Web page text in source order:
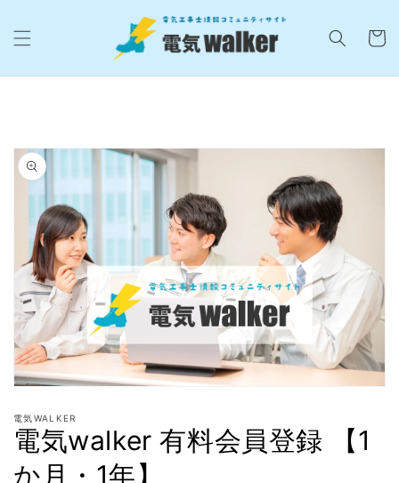
進む
ー
商品情
報にス
キップ
ダ
ル
メ
電気WALKER
電気walker 有料会員登録 【1
か月・1年】